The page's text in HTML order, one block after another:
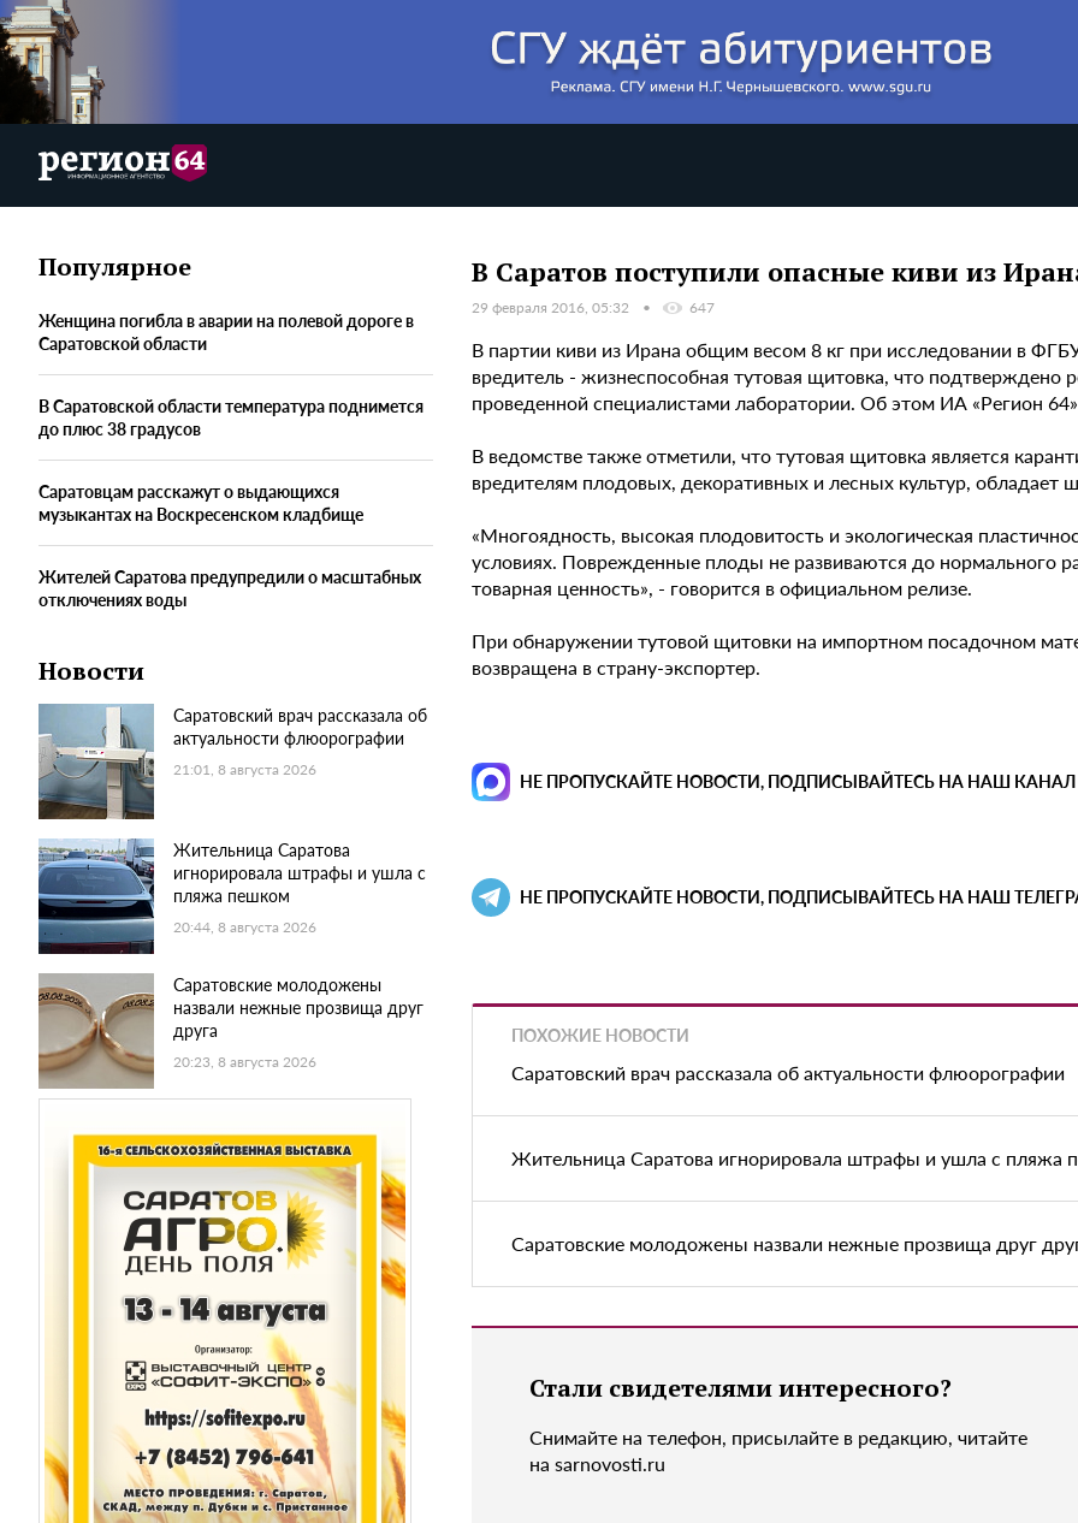
Популярное
Женщина погибла в аварии на полевой дороге в
Саратовской области
В Саратовской области температура поднимется
до плюс 38 градусов
Саратовцам расскажут о выдающихся
музыкантах на Воскресенском кладбище
Жителей Саратова предупредили о масштабных
отключениях воды
Новости
Саратовский врач рассказала об
актуальности флюорографии
21:01, 8 августа 2026
Жительница Саратова
игнорировала штрафы и ушла с
пляжа пешком
20:44, 8 августа 2026
Саратовские молодожены
назвали нежные прозвища друг
друга
20:23, 8 августа 2026
В Саратов поступили опасные киви из
29 февраля 2016, 05:32 647
В партии киви из Ирана общим весом 8 кг при исследовании в
вредитель - жизнеспособная тутовая щитовка, что подтверждено
проведенной специалистами лаборатории. Об этом ИА «Регион 64»
В ведомстве также отметили, что тутовая щитовка является
вредителям плодовых, декоративных и лесных культур, обладает
«Многоядность, высокая плодовитость и экологическая
условиях. Поврежденные плоды не развиваются до нормального
товарная ценность», - говорится в официальном релизе.
При обнаружении тутовой щитовки на импортном посадочном
возвращена в страну-экспортер.
НЕ ПРОПУСКАЙТЕ НОВОСТИ, ПОДПИСЫВАЙТЕСЬ НА НАШ КАНАЛ
НЕ ПРОПУСКАЙТЕ НОВОСТИ, ПОДПИСЫВАЙТЕСЬ НА НАШ
ПОХОЖИЕ НОВОСТИ
Саратовский врач рассказала об актуальности флюорографии
Жительница Саратова игнорировала штрафы и ушла с пляжа
Саратовские молодожены назвали нежные прозвища друг
Стали свидетелями интересного?
Снимайте на телефон, присылайте в редакцию, читайте
на sarnovosti.ru